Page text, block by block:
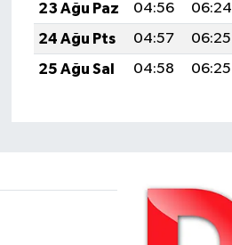
23 Ağu Paz
04:56 06:24
24 Ağu Pts
04:57 06:25
25 Ağu Sal
04:58 06:25